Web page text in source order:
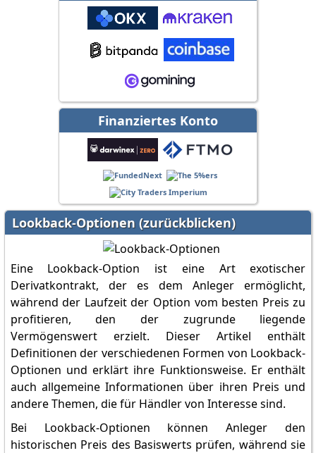
Finanziertes Konto
Lookback-Optionen (zurückblicken)
Eine Lookback-Option ist eine Art exotischer
Derivatkontrakt, der es dem Anleger ermöglicht,
während der Laufzeit der Option vom besten Preis zu
profitieren, den der zugrunde liegende
Vermögenswert erzielt. Dieser Artikel enthält
Definitionen der verschiedenen Formen von Lookback-
Optionen und erklärt ihre Funktionsweise. Er enthält
auch allgemeine Informationen über ihren Preis und
andere Themen, die für Händler von Interesse sind.
Bei Lookback-Optionen können Anleger den
historischen Preis des Basiswerts prüfen, während sie